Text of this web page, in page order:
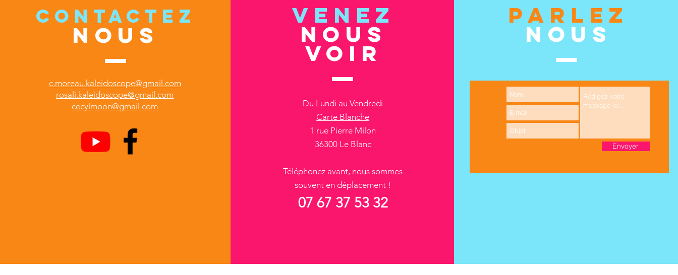
CONTACTEZ
NOUS
c.moreau.kaleidoscope@gmail.com
rosali.kaleidoscope@gmail.com
cecylmoon@gmail.com
VENEZ
NOUS
VOIR
Du Lundi au Vendredi
Carte Blanche
1 rue Pierre Milon
36300 Le Blanc
Téléphonez avant, nous sommes
souvent en déplacement !
07 67 37 53 32
PARLEZ
NOUS
Envoyer